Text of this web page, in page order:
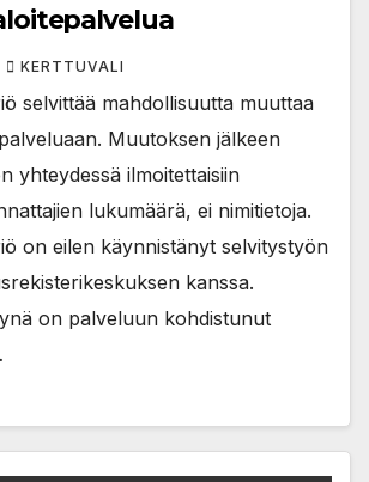
KERTTUVALI
selvittää mahdollisuutta muuttaa
Muutoksen jälkeen
yhteydessä ilmoitettaisiin
lukumäärä, ei nimitietoja.
on eilen käynnistänyt selvitystyön
kanssa.
on palveluun kohdistunut